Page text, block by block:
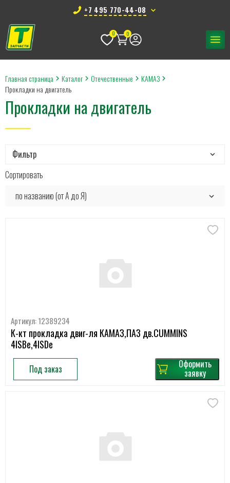
+7 495 770-44-08
0 0
Главная страница Каталог Отечественные
КАМАЗ
Прокладки на двигатель
Прокладки на двигатель
Фильтр
Сортировать
Артикул: 12389234
К-кт прокладка двиг-ля КАМАЗ,ПАЗ дв.CUMMINS
4ISBe,4ISDe
Под заказ Оформить
заявку